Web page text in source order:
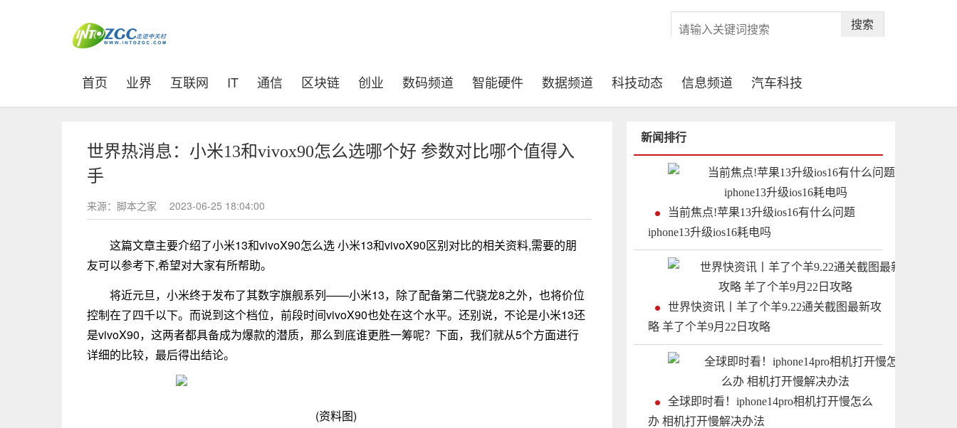
搜索
首页 (current)
业界 互联网 IT 通信 区块链 创业 数码频道 智能硬件 数据频道 科技动态 信息频道 汽车科技
世界热消息：小米13和vivox90怎么选哪个好 参数对比哪个值得入
手
来源：脚本之家 2023-06-25 18:04:00
这篇文章主要介绍了小米13和vivoX90怎么选 小米13和vivoX90区别对比的相关资料,需要的朋
友可以参考下,希望对大家有所帮助。
将近元旦，小米终于发布了其数字旗舰系列——小米13，除了配备第二代骁龙8之外，也将价位
控制在了四千以下。而说到这个档位，前段时间vivoX90也处在这个水平。还别说，不论是小米13还
是vivoX90，这两者都具备成为爆款的潜质，那么到底谁更胜一筹呢？下面，我们就从5个方面进行
详细的比较，最后得出结论。
(资料图)
新闻排行
当前焦点!苹果13升级ios16有什么问题
iphone13升级ios16耗电吗
世界快资讯丨羊了个羊9.22通关截图最新攻
略 羊了个羊9月22日攻略
全球即时看！iphone14pro相机打开慢怎么
办 相机打开慢解决办法